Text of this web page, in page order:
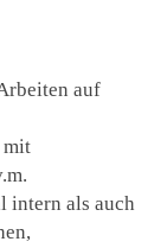
auf
mit
intern als auch